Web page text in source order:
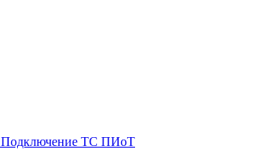
Подключение ТС ПИоТ